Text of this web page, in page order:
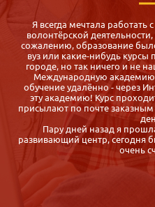
Для меня оказалось
педагога-психолога, а во
субботы воскресенья! Где
которой через полгода надо
Случайно нашла
сравнила с другими
выбрала именно iab.ru,
отличается насыщенностью
организаторов быстрая,
Спасибо. Диплом получила
после сдачи